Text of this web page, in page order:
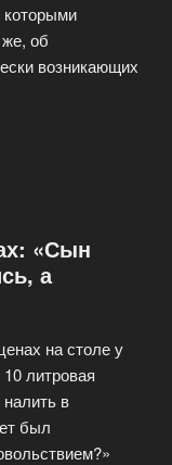
же, об
возникающих
«Сын
а
на столе у
литровая
в
был